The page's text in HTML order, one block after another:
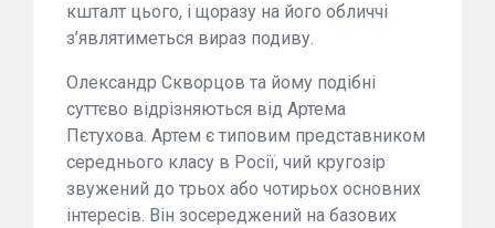
кшталт цього, і щоразу на його обличчі
з’являтиметься вираз подиву.
Олександр Скворцов та йому подібні
суттєво відрізняються від Артема
Пєтухова. Артем є типовим представником
середнього класу в Росії, чий кругозір
звужений до трьох або чотирьох основних
інтересів. Він зосереджений на базових